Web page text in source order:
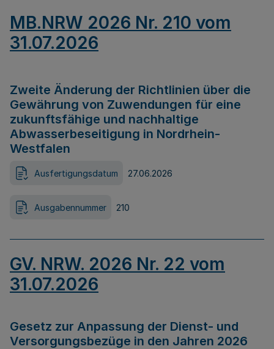
MB.NRW 2026 Nr. 210 vom
31.07.2026
Zweite Änderung der Richtlinien über die
Gewährung von Zuwendungen für eine
zukunftsfähige und nachhaltige
Abwasserbeseitigung in Nordrhein-
Westfalen
Ausfertigungsdatum 27.06.2026
Ausgabennummer 210
GV. NRW. 2026 Nr. 22 vom
31.07.2026
Gesetz zur Anpassung der Dienst- und
Versorgungsbezüge in den Jahren 2026